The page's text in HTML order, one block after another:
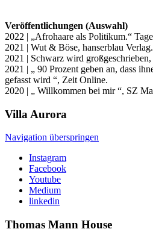
Veröffentlichungen (Auswahl)
2022 | „Afrohaare als Politikum.“
2021 | Wut & Böse, hanserblau Verlag.
2021 | Schwarz wird
2021 | „ 90 Prozent geben an, dass
gefasst wird “, Zeit Online.
2020 | „ Willkommen bei mir “, SZ
Villa Aurora
Navigation überspringen
Instagram
Facebook
Youtube
Medium
linkedin
Thomas Mann House